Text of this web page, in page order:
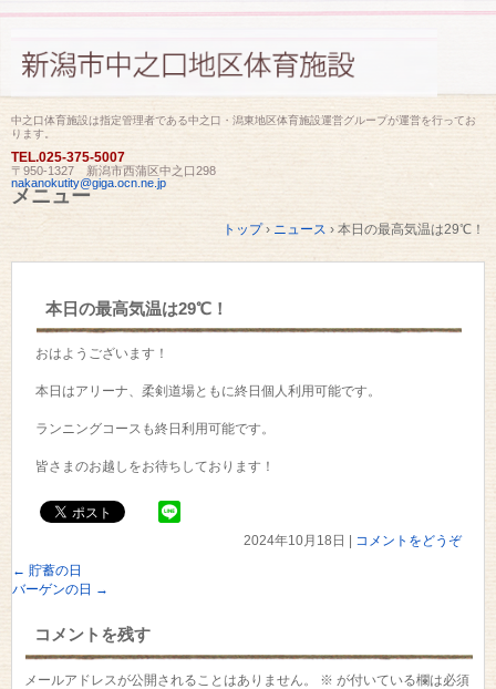
中之口体育施設は指定管理者である中之口・潟東地区体育施設運営グループが運営を行ってお
ります。
TEL.025-375-5007
〒950-1327 新潟市西蒲区中之口298
nakanokutity@giga.ocn.ne.jp
メニュー
トップ › ニュース › 本日の最高気温は29℃！
本日の最高気温は29℃！
おはようございます！
本日はアリーナ、柔剣道場ともに終日個人利用可能です。
ランニングコースも終日利用可能です。
皆さまのお越しをお待ちしております！
2024年10月18日
コメントをどうぞ
← 貯蓄の日
バーゲンの日 →
コメントを残す
メールアドレスが公開されることはありません。 ※ が付いている欄は必須